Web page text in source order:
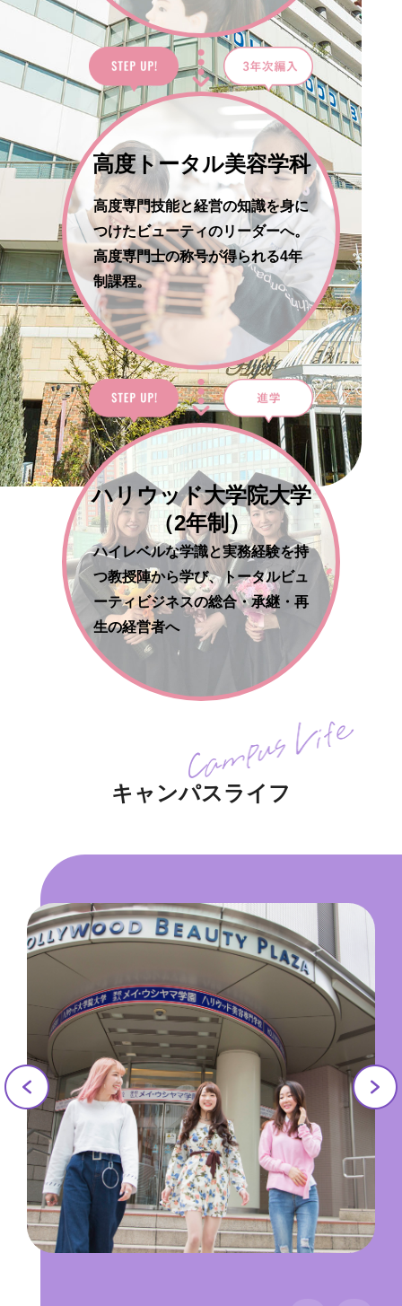
高度トータル美容学科
高度専門技能と経営の知識を身に
つけたビューティのリーダーへ。
高度専門士の称号が得られる4年
制課程。
ハリウッド⼤学院⼤学
（2年制）
ハイレベルな学識と実務経験を持
つ教授陣から学び、トータルビュ
ーティビジネスの総合・承継・再
生の経営者へ
キャンパスライフ